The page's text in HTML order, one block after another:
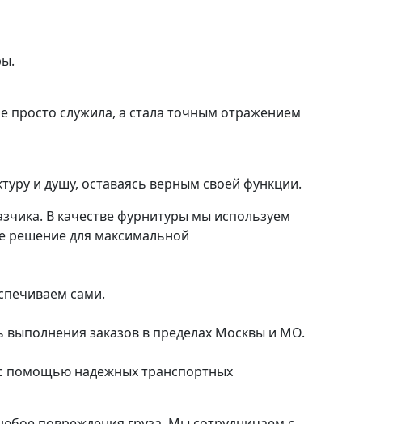
служила, а стала точным отражением
и душу, оставаясь верным своей функции.
В качестве фурнитуры мы используем
решение для максимальной
сами.
выполнения заказов в пределах Москвы и МО.
помощью надежных транспортных